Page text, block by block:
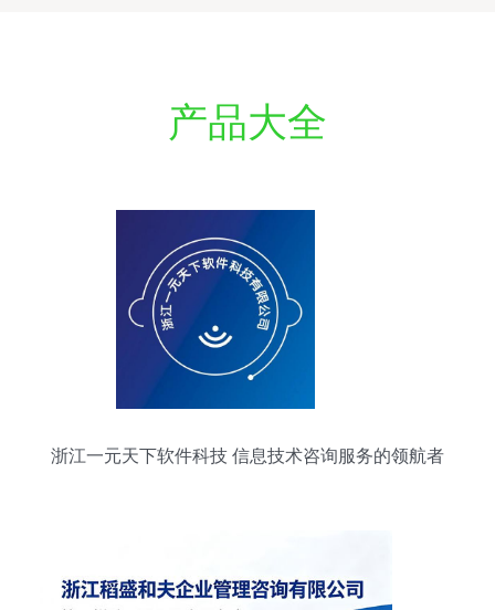
产品大全
浙江一元天下软件科技 信息技术咨询服务的领航者